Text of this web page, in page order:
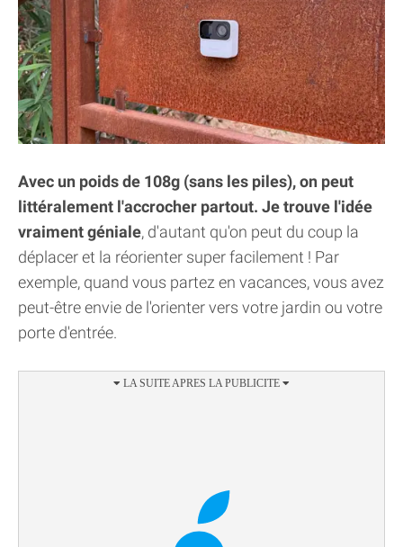
Avec un poids de 108g (sans les piles), on peut
littéralement l'accrocher partout. Je trouve l'idée
vraiment géniale, d'autant qu'on peut du coup la
déplacer et la réorienter super facilement ! Par
exemple, quand vous partez en vacances, vous avez
peut-être envie de l'orienter vers votre jardin ou votre
porte d'entrée.